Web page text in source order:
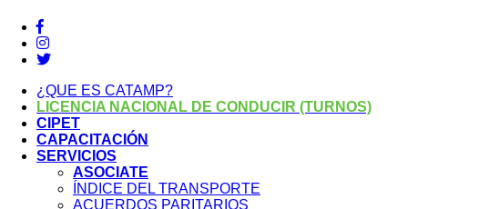
¿QUE ES CATAMP?
LICENCIA NACIONAL DE CONDUCIR (TURNOS)
CIPET
CAPACITACIÓN
SERVICIOS
ASOCIATE
ÍNDICE DEL TRANSPORTE
ACUERDOS PARITARIOS